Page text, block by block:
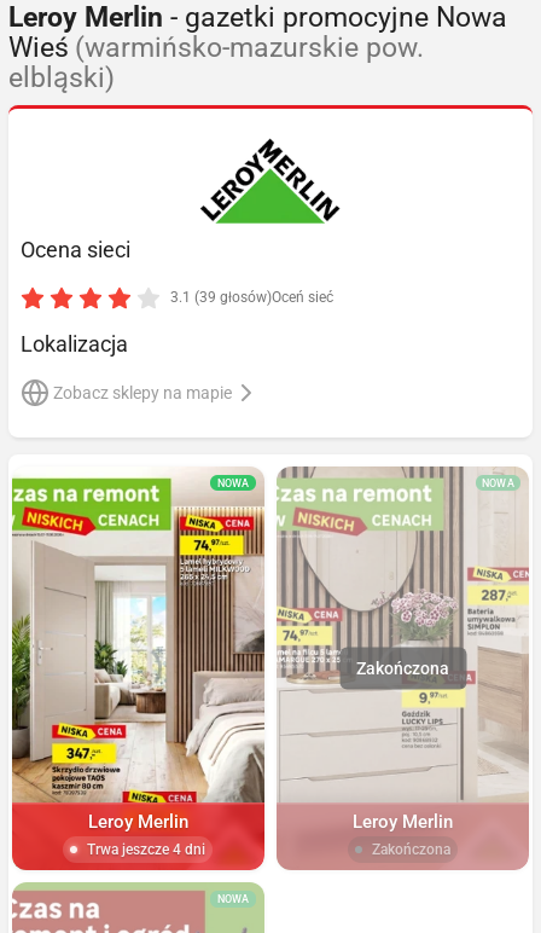
Leroy Merlin - gazetki promocyjne Nowa
Wieś (warmińsko-mazurskie pow.
elbląski)
Ocena sieci
3.1 (39 głosów)Oceń sieć
Lokalizacja
Zobacz sklepy na mapie
NOWA
Leroy Merlin
Trwa jeszcze 4 dni
NOWA
Leroy Merlin
Zakończona
NOWA